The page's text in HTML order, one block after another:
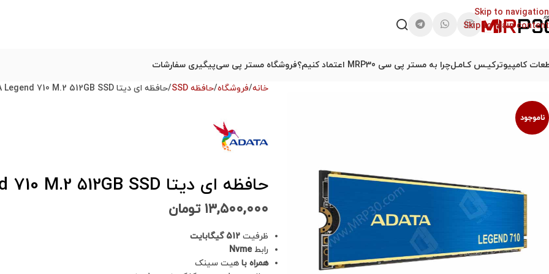
Skip to navigation
Skip to main content
کامپیوترکیـس کـامـلچرا به مستر پی سی MRP30 اعتماد کنیم؟ فروشگاه مستر پی سیپیگیری سفارشات
ناموجود
خانه فروشگاه حافظه SSD حافظه ای دیتا ADATA Legend 710 M.2 512GB SSD استوک در حد نو
حافظه ای دیتا ADATA Legend 710 M.2 512GB SSD استوک در حد نو
۱۳,۵۰۰,۰۰۰ تومان
ظرفیت 512 گیگابایت
رابطNvme
همراه با هیت سینک